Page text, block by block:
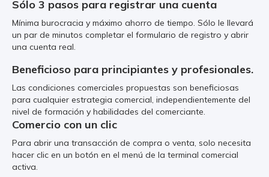
Sólo 3 pasos para registrar una cuenta
Mínima burocracia y máximo ahorro de tiempo. Sólo le llevará
un par de minutos completar el formulario de registro y abrir
una cuenta real.
Beneficioso para principiantes y profesionales.
Las condiciones comerciales propuestas son beneficiosas
para cualquier estrategia comercial, independientemente del
nivel de formación y habilidades del comerciante.
Comercio con un clic
Para abrir una transacción de compra o venta, solo necesita
hacer clic en un botón en el menú de la terminal comercial
activa.